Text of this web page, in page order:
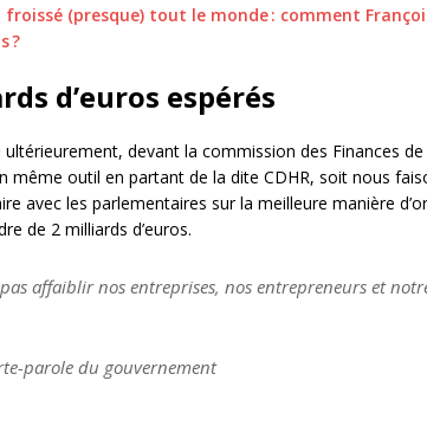
froissé (presque) tout le monde : comment
?
d’euros espérés
devant la commission des Finances de
même outil en partant de la dite CDHR, soit nous
avec les parlementaires sur la meilleure manière
de 2 milliards d’euros.
affaiblir nos entreprises, nos entrepreneurs et
parole du gouvernement